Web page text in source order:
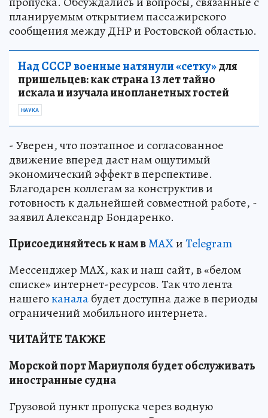
планируемым открытием пассажирского
сообщения между ДНР и Ростовской областью.
Над СССР военные натянули «сетку»для
пришельцев: как страна 13 лет тайно
искала и изучала инопланетных гостей
НАУКА
- Уверен, что поэтапное и согласованное
движение вперед даст нам ощутимый
экономический эффект в перспективе.
Благодарен коллегам за конструктив и
готовность к дальнейшей совместной работе, -
заявил Александр Бондаренко.
Присоединяйтесь к нам вMAXиTelegram
Мессенджер MAX, как и наш сайт, в «белом
списке» интернет-ресурсов. Так что лента
нашегоканалабудет доступна даже в периоды
ограничений мобильного интернета.
ЧИТАЙТЕ ТАКЖЕ
Морской порт Мариуполя будет обслуживать
иностранные судна
Грузовой пункт пропуска через водную